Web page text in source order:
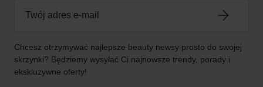
Chcesz otrzymywać najlepsze beauty newsy prosto do swojej
skrzynki? Będziemy wysyłać Ci najnowsze trendy, porady i
ekskluzywne oferty!